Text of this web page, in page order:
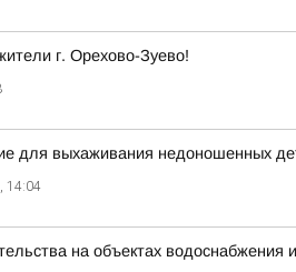
г. Орехово-Зуево!
для выхаживания недоношенных
14:04
на объектах водоснабжения